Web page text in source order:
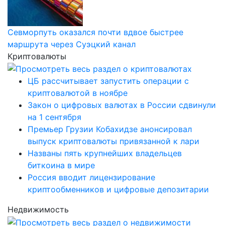
Севморпуть оказался почти вдвое быстрее
маршрута через Суэцкий канал
Криптовалюты
ЦБ рассчитывает запустить операции с
криптовалютой в ноябре
Закон о цифровых валютах в России сдвинули
на 1 сентября
Премьер Грузии Кобахидзе анонсировал
выпуск криптовалюты привязанной к лари
Названы пять крупнейших владельцев
биткоина в мире
Россия вводит лицензирование
криптообменников и цифровые депозитарии
Недвижимость